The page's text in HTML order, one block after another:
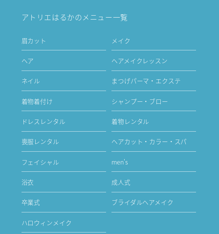
アトリエはるかのメニュー一覧
眉カット メイク
ヘア ヘアメイクレッスン
ネイル まつげパーマ・エクステ
着物着付け シャンプー・ブロー
ドレスレンタル 着物レンタル
喪服レンタル ヘアカット・カラー・スパ
フェイシャル men's
浴衣 成人式
卒業式 ブライダルヘアメイク
ハロウィンメイク